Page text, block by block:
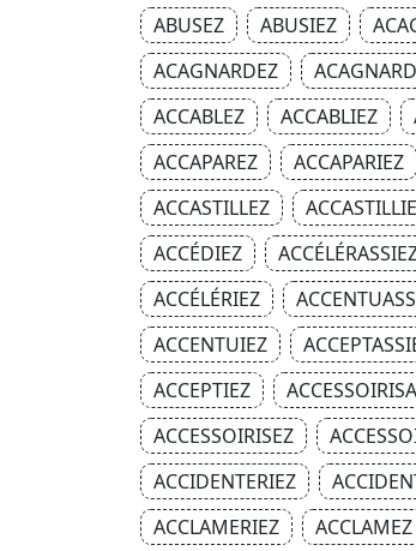
ABUSEZ
ABUSIEZ
ACAGNARDEZ
ACCABLEZ
ACCABLIEZ
ACCAPAREZ
ACCAPARIEZ
ACCASTILLEZ
ACCÉDIEZ
ACCÉLÉRIEZ
ACCENTUIEZ
ACCEPTIEZ
ACCESSOIRISEZ
ACCIDENTERIEZ
ACCLAMERIEZ
ACCLAMEZ